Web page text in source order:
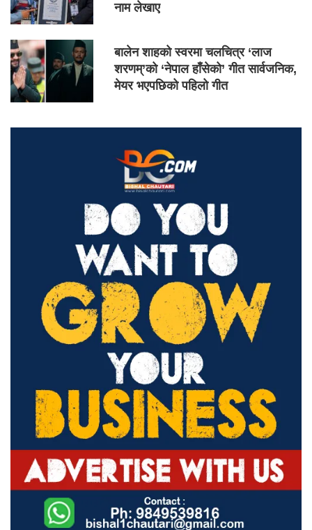
नाम लेखाए
बालेन शाहको स्वरमा चलचित्र ‘लाज
शरणम्’को ‘नेपाल हाँसेको’ गीत सार्वजनिक,
मेयर भएपछिको पहिलो गीत